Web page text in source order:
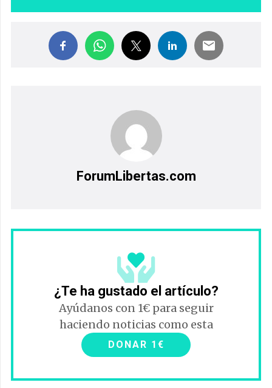
ForumLibertas.com
¿Te ha gustado el artículo?
Ayúdanos con 1€ para seguir
haciendo noticias como esta
DONAR 1€